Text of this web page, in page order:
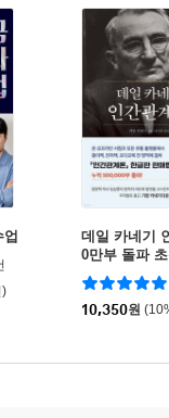
)
데일 카네기
0만부 돌파
역본)
10,350원